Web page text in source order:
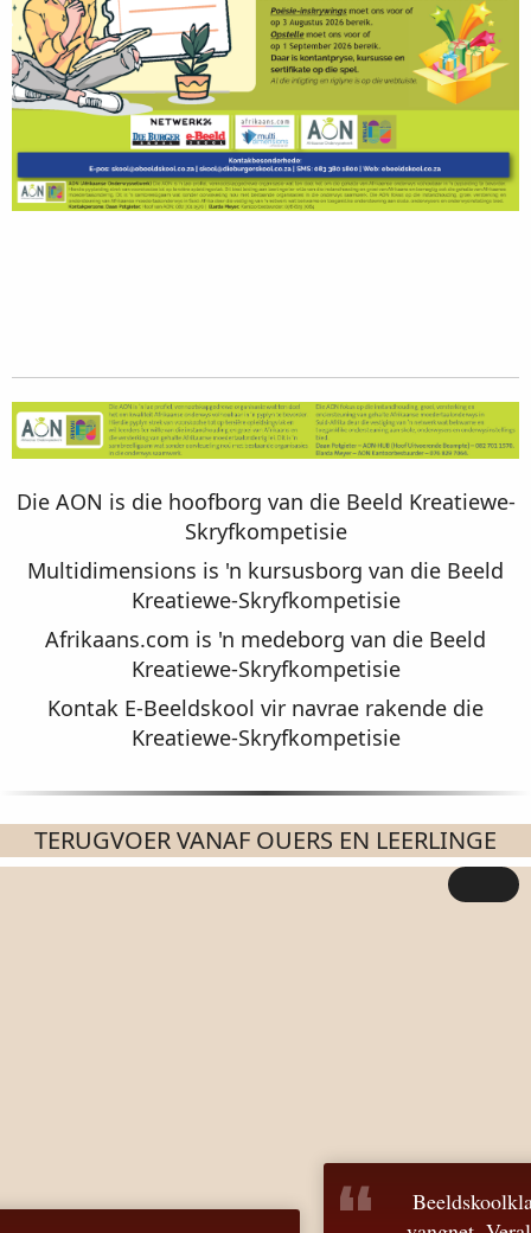
Die AON is die hoofborg van die Beeld Kreatiewe-
Skryfkompetisie
Multidimensions is 'n kursusborg van die Beeld
Kreatiewe-Skryfkompetisie
Afrikaans.com is 'n medeborg van die Beeld
Kreatiewe-Skryfkompetisie
Kontak E-Beeldskool vir navrae rakende die
Kreatiewe-Skryfkompetisie
TERUGVOER VANAF OUERS EN LEERLINGE
Beeldskoolklasse is vir Joline regtig 'n